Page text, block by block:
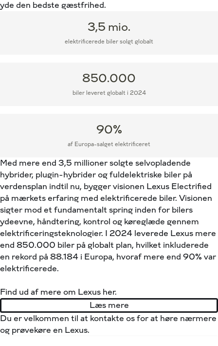
yde den bedste gæstfrihed.
3,5 mio.
elektrificerede biler solgt globalt
850.000
biler leveret globalt i 2024
90%
af Europa-salget elektrificeret
Med mere end 3,5 millioner solgte selvopladende
hybrider, plugin-hybrider og fuldelektriske biler på
verdensplan indtil nu, bygger visionen Lexus Electrified
på mærkets erfaring med elektrificerede biler. Visionen
sigter mod et fundamentalt spring inden for bilers
ydeevne, håndtering, kontrol og køreglæde gennem
elektrificeringsteknologier. I 2024 leverede Lexus mere
end 850.000 biler på globalt plan, hvilket inkluderede
en rekord på 88.184 i Europa, hvoraf mere end 90% var
elektrificerede.
Find ud af mere om Lexus her.
Læs mere
Du er velkommen til at kontakte os for at høre nærmere
og prøvekøre en Lexus.